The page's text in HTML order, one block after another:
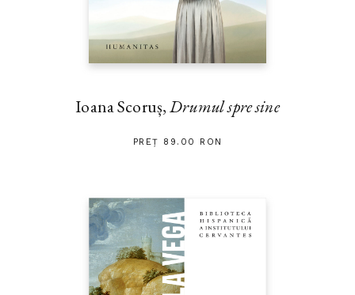
Ioana Scoruș,Drumul spre sine
PREȚ 89.00 RON